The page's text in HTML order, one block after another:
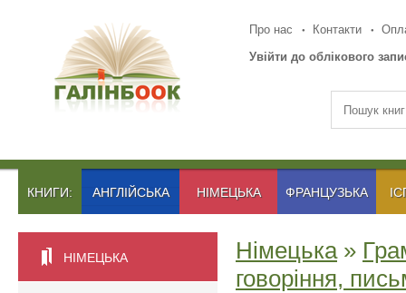
Про нас Контакти
Увійти до облікового
КНИГИ: АНГЛІЙСЬКА НІМЕЦЬКА ФРАНЦУЗЬКА
НІМЕЦЬКА Німецька»
говоріння,